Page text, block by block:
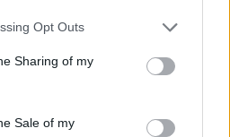
app uses one or more Google
behaviour. You may click to
and its third-party tags to
purposes in below Google
Opt Outs
Sharing of my
Sale of my
137457.pdf
με χρονικό ορίζοντα. Και
Debt Relief, FMS, εκπαίδευση